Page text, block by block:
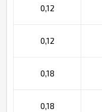
0,12
0,12
0,18
0,18